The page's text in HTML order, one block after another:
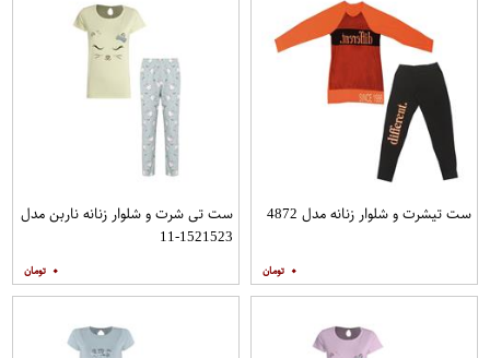
ست تیشرت و شلوار زنانه مدل 4872
۰
ست تی شرت و شلوار زنانه ناربن مدل
1521523-11
۰